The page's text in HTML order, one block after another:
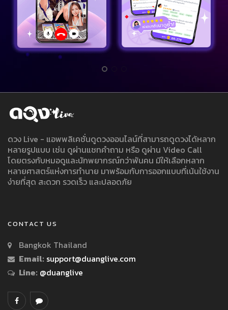
ดวง Live - แอพพลิเคชั่นดูดวงออนไลน์ที่สามารถดูดวงได้หลาก
หลายรูปแบบ เช่น ดูผ่านแชทคำถาม หรือ ดูผ่าน Video Call
โดยตรงกับหมอดูและนักพยากรณ์กว่าพันคน มีให้เลือกหลาก
หลายศาสตร์แห่งการทำนาย มาพร้อมกับการออกแบบที่เน้นใช้งาน
ง่ายที่สุด สะดวก รวดเร็ว และปลอดภัย
CONTACT US
Bangkok Thailand
Email: support@duanglive.com
Line: @duanglive